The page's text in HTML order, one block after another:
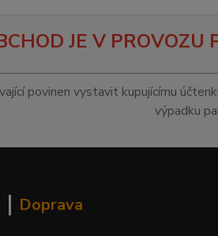
JE V PROVOZU
povinen vystavit kupujícímu
výpadku
Doprava